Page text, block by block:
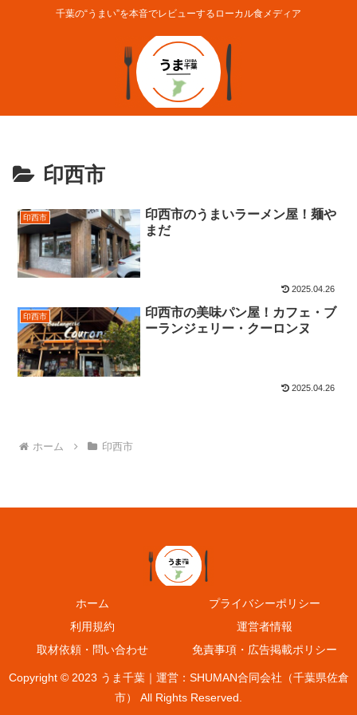
千葉の“うまい”を本音でレビューするローカル食メディア
印西市
印西市
印西市のうまいラーメン屋！麺や
まだ
2025.04.26
印西市
印西市の美味パン屋！カフェ・ブ
ーランジェリー・クーロンヌ
2025.04.26
ホーム 印西市
ホーム
プライバシーポリシー
利用規約
運営者情報
取材依頼・問い合わせ
免責事項・広告掲載ポリシー
Copyright © 2023 うま千葉｜運営：SHUMAN合同会社（千葉県佐倉
市） All Rights Reserved.